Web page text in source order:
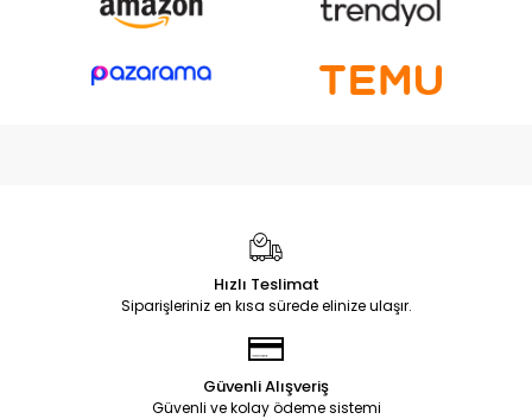
Hızlı Teslimat
Siparişleriniz en kısa sürede elinize ulaşır.
Güvenli Alışveriş
Güvenli ve kolay ödeme sistemi